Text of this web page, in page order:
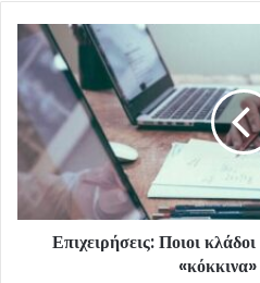
Επιχειρήσεις: Ποιοι